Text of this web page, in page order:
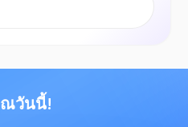
ณวันนี้!